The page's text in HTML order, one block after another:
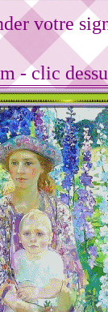
votre
- clic